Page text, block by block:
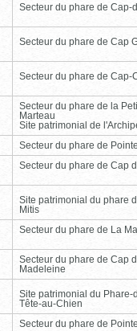
Secteur du phare de Cap-
Secteur du phare de Cap
Secteur du phare de Cap-
Secteur du phare de la
Marteau
Site patrimonial de
Secteur du phare de
Secteur du phare de Cap
Site patrimonial du phare
Mitis
Secteur du phare de La
Secteur du phare de Cap
Madeleine
Site patrimonial du Phare-
Tête-au-Chien
Secteur du phare de